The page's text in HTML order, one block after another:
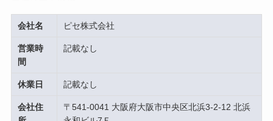
会社名 ピセ株式会社
営業時
間
記載なし
休業日 記載なし
会社住
〒541-0041 大阪府大阪市中央区北浜3-2-12 北浜